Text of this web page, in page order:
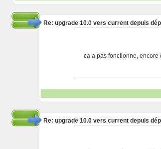
Re: upgrade 10.0 vers current depuis
ca a pas fonctionne, encore
Re: upgrade 10.0 vers current depuis